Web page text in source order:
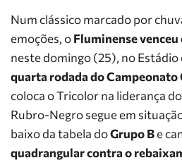
Num clássico marcado por
emoções, oFluminense venceu
neste domingo (25), no Estádio
quarta rodada do Campeonato
coloca o Tricolor na liderança do
Rubro-Negro segue em
baixo da tabela doGrupo Be
quadrangular contra o